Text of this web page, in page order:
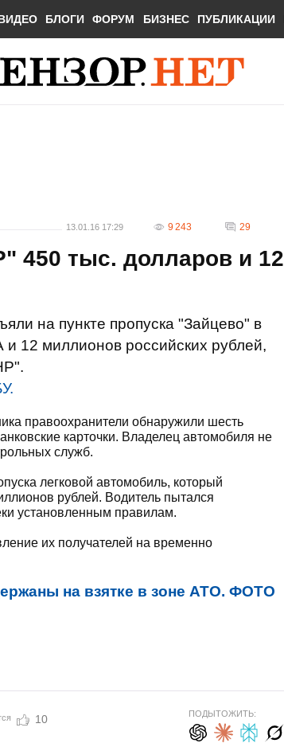
БЛОГИ ФОРУМ БИЗНЕС ПУБЛИКАЦИИ
13.01.16 17:29 9 243 29
450 тыс. долларов и 12
на пункте пропуска "Зайцево" в
12 миллионов российских рублей,
правоохранители обнаружили шесть
карточки. Владелец автомобиля не
служб.
легковой автомобиль, который
рублей. Водитель пытался
установленным правилам.
их получателей на временно
на взятке в зоне АТО. ФОТО
10 ПОДЫТОЖИТЬ: